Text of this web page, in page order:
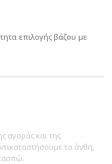
επιλογής βάζου με
αγοράς και της
τα άνθη,